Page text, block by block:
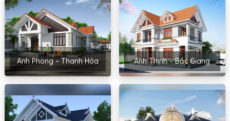
Anh Phong – Thanh Hóa Anh Thịnh – Bắc Giang